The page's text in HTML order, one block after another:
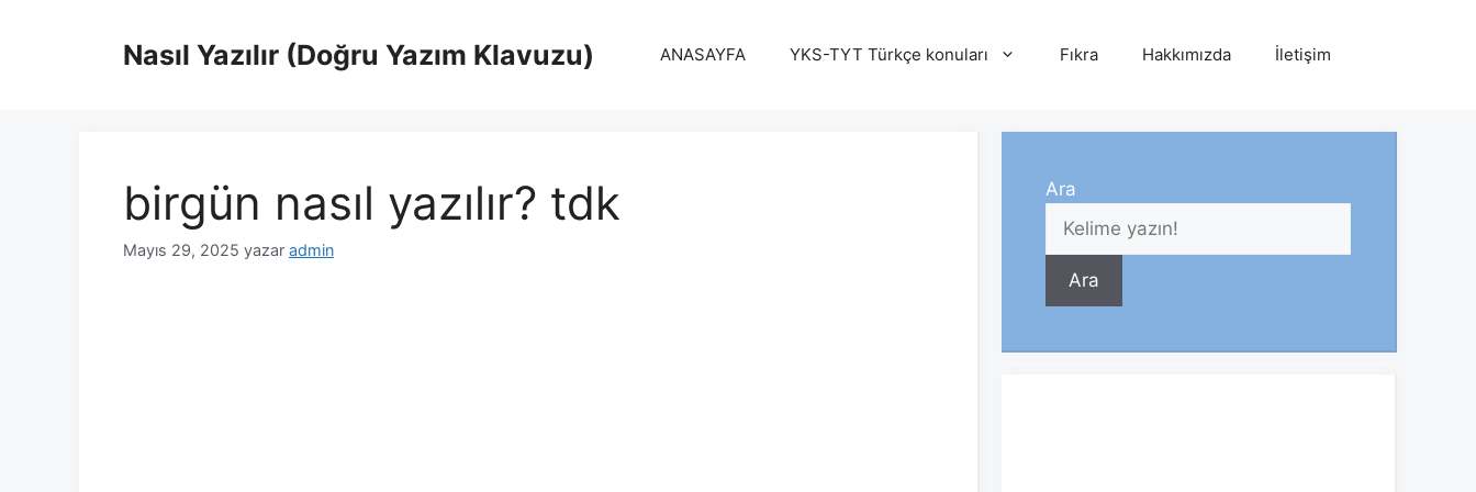
Nasıl Yazılır (Doğru Yazım Klavuzu) ANASAYFA YKS-TYT Türkçe konuları Fıkra Hakkımızda İletişim
birgün nasıl yazılır? tdk
Mayıs 29, 2025 yazar admin
Ara
Ara